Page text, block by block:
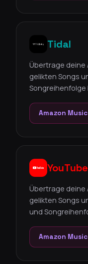
Tidal
Übertrage deine
gelikten Songs
Amazon
YouTube
Übertrage deine
gelikten Songs
und
Amazon